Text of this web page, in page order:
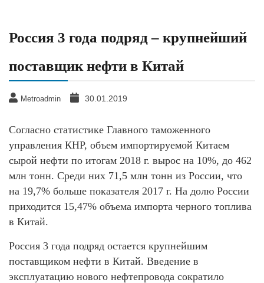
Россия 3 года подряд – крупнейший
поставщик нефти в Китай
Metroadmin 30.01.2019
Согласно статистике Главного таможенного
управления КНР, объем импортируемой Китаем
сырой нефти по итогам 2018 г. вырос на 10%, до 462
млн тонн. Среди них 71,5 млн тонн из России, что
на 19,7% больше показателя 2017 г. На долю России
приходится 15,47% объема импорта черного топлива
в Китай.
Россия 3 года подряд остается крупнейшим
поставщиком нефти в Китай. Введение в
эксплуатацию нового нефтепровода сократило